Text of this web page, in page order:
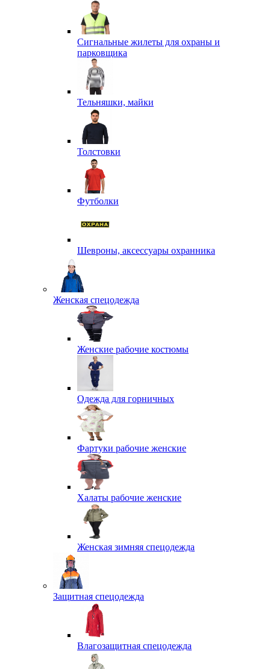
Сигнальные жилеты для охраны и
парковщика
Тельняшки, майки
Толстовки
Футболки
Шевроны, аксессуары охранника
Женская спецодежда
Женские рабочие костюмы
Одежда для горничных
Фартуки рабочие женские
Халаты рабочие женские
Женская зимняя спецодежда
Защитная спецодежда
Влагозащитная спецодежда